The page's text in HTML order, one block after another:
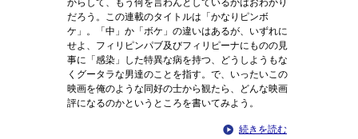
からして、もう何を言わんとしているかはおわかり
だろう。この連載のタイトルは「かなりピンボ
ケ」。「中」か「ボケ」の違いはあるが、いずれに
せよ、フィリピンパブ及びフィリピーナにものの見
事に「感染」した特異な病を持つ、どうしようもな
くグータラな男達のことを指す。で、いったいこの
映画を俺のような同好の士から観たら、どんな映画
評になるのかというところを書いてみよう。
続きを読む